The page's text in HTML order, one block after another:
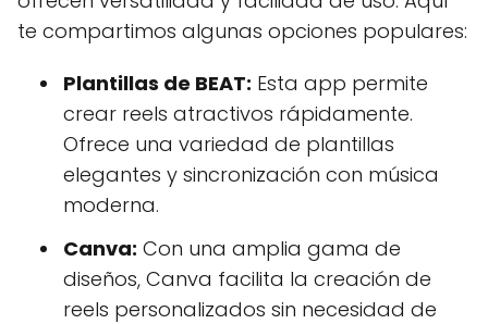
te compartimos algunas opciones populares:
Plantillas de BEAT: Esta app permite
crear reels atractivos rápidamente.
Ofrece una variedad de plantillas
elegantes y sincronización con música
moderna.
Canva: Con una amplia gama de
diseños, Canva facilita la creación de
reels personalizados sin necesidad de